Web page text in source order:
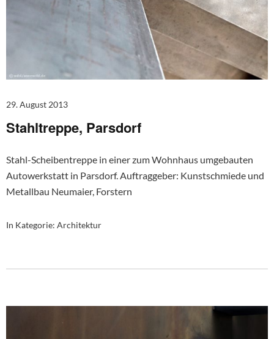
29. August 2013
Stahltreppe, Parsdorf
Stahl-Scheibentreppe in einer zum Wohnhaus umgebauten
Autowerkstatt in Parsdorf. Auftraggeber: Kunstschmiede und
Metallbau Neumaier, Forstern
In Kategorie: Architektur